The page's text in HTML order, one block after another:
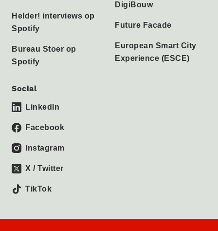
Helder! interviews op
Spotify
Bureau Stoer op
Spotify
DigiBouw
Future Facade
European Smart City
Experience (ESCE)
Social
LinkedIn
Facebook
Instagram
X / Twitter
TikTok